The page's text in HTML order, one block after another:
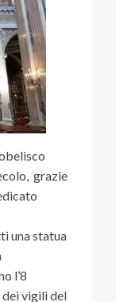
grazie
una statua
l’8
dei vigili del